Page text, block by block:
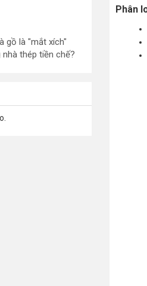
Phân
gồ là "mắt xích"
thép tiền chế?